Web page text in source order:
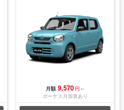
月額 9,570 円～
ボーナス月加算あり